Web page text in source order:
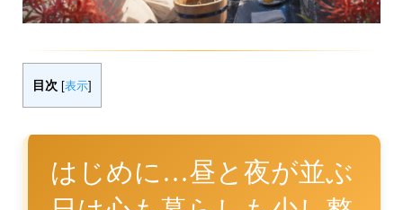
目次 [表示]
はじめに…昼と夜が並ぶ